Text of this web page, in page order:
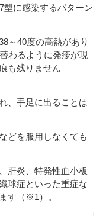
型に感染するパターン
～40度の高熱があり
わるように発疹が現
も残りません
、手足に出ることは
どを服用しなくても
肝炎、特発性血小板
球症といった重症な
す（※1）。